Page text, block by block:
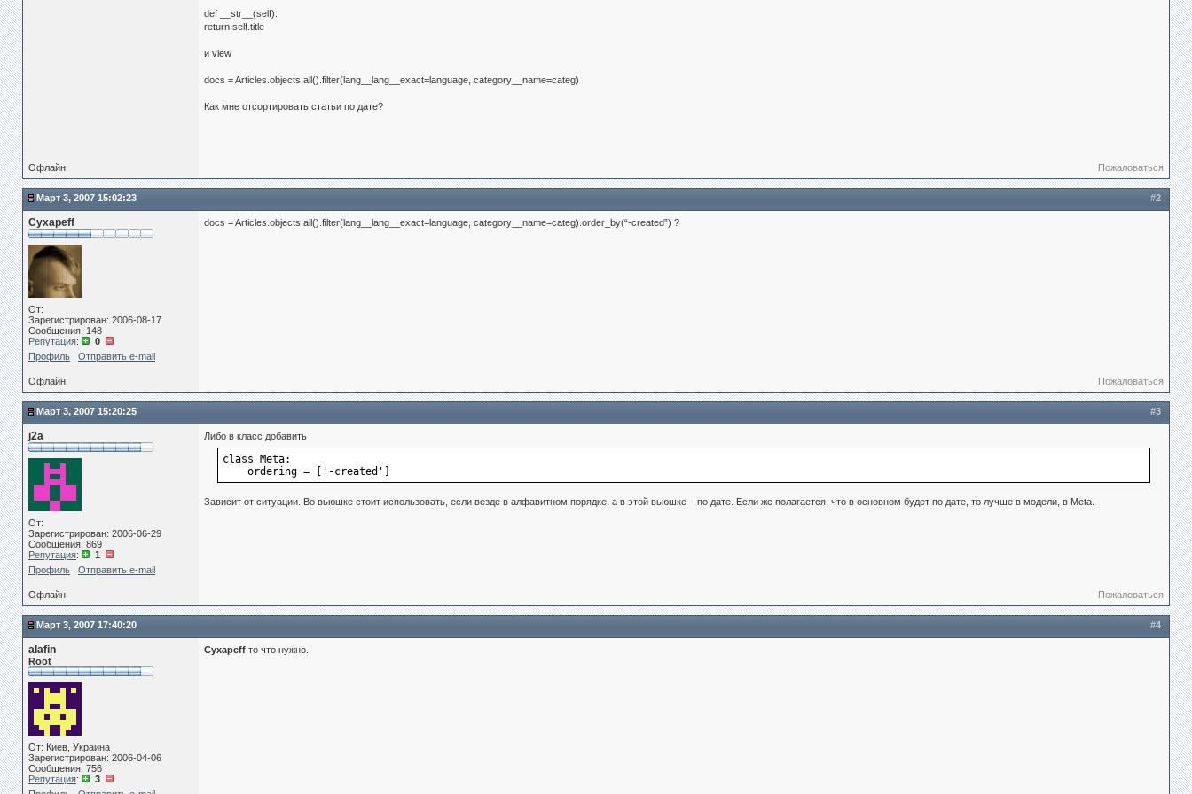
def __str__(self):
return self.title
и view
docs = Articles.objects.all().filter(lang__lang__exact=language, category__name=categ)
Как мне отсортировать статьи по дате?
Офлайн Пожаловаться
#2
Март 3, 2007 15:02:23
Cyxapeff
От:
Зарегистрирован: 2006-08-17
Сообщения: 148
Репутация:
0
Профиль
Отправить e-mail
docs = Articles.objects.all().filter(lang__lang__exact=language, category__name=categ).order_by(“-created”) ?
Офлайн Пожаловаться
#3
Март 3, 2007 15:20:25
j2a
От:
Зарегистрирован: 2006-06-29
Сообщения: 869
Репутация:
1
Профиль
Отправить e-mail
Либо в класс добавить
class Meta:
    ordering = ['-created']
Зависит от ситуации. Во вьюшке стоит использовать, если везде в алфавитном порядке, а в этой вьюшке – по дате. Если же полагается, что в основном будет по дате, то лучше в модели, в Meta.
Офлайн Пожаловаться
#4
Март 3, 2007 17:40:20
alafin
Root
От: Киев, Украина
Зарегистрирован: 2006-04-06
Сообщения: 756
Репутация:
3
Cyxapeff то что нужно.